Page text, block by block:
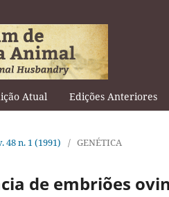
Atual Edições Anteriores
48 n. 1 (1991) / GENÉTICA
de embriões